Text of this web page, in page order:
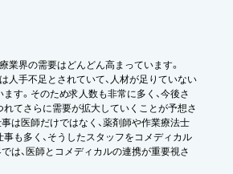
業界の需要はどんどん高まっています。
人手不足とされていて、人材が足りていない
す。そのため求人数も非常に多く、今後さ
れてさらに需要が拡大していくことが予想さ
は医師だけではなく、薬剤師や作業療法士
も多く、そうしたスタッフをコメディカル
は、医師とコメディカルの連携が重要視さ